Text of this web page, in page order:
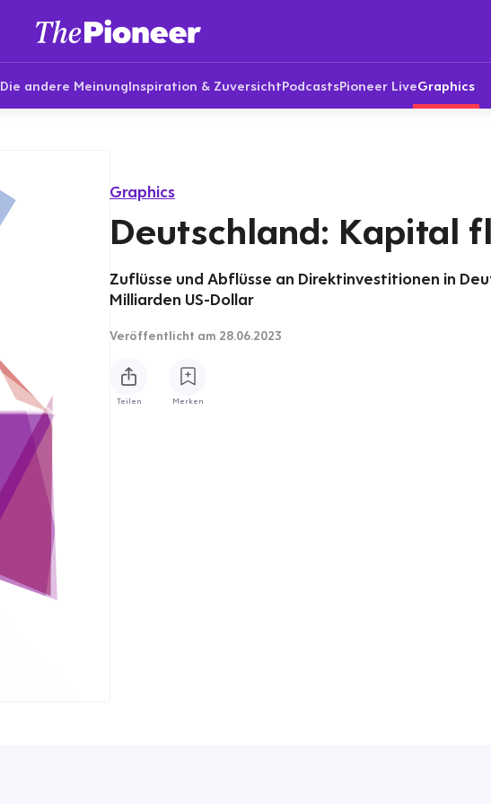
Die andere MeinungInspiration & ZuversichtPodcastsPioneer LiveGraphics
Graphics
Deutschland: Kapital
Zuflüsse und Abflüsse an Direktinvestitionen in
Milliarden US-Dollar
Veröffentlicht am 28.06.2023
Teilen Merken